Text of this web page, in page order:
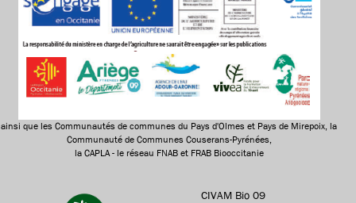
ainsi que les Communautés de communes du Pays d'Olmes et Pays de Mirepoix, la
Communauté de Communes Couserans-Pyrénées,
la CAPLA - le réseau FNAB et FRAB Biooccitanie
CIVAM Bio 09